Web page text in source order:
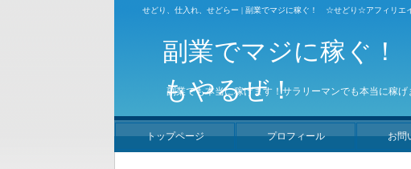
せどり、仕入れ、せどらー | 副業でマジに稼ぐ！ ☆せどり☆アフィリエ
副業でマジに稼ぐ
もやるぜ！
副業でも本当に稼げます！サラリーマンでも本当に稼げ
トップページ プロフィール お問